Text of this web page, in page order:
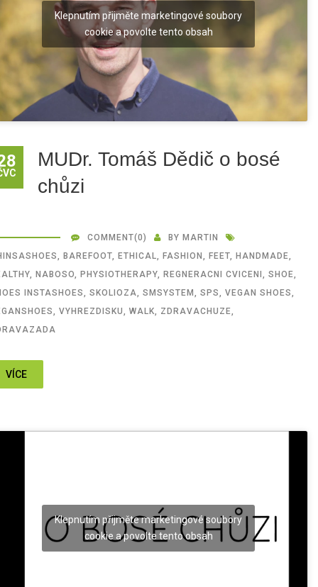
Klepnutím přijměte marketingové soubory
cookie a povolte tento obsah
MUDr. Tomáš Dědič o bosé
chůzi
COMMENT(0) BY MARTIN
, BAREFOOT, ETHICAL, FASHION , FEET, HANDMADE,
, NABOSO, PHYSIOTHERAPY, REGNERACNI CVICENI , SHOE,
INSTASHOES, SKOLIOZA, SMSYSTEM , SPS, VEGAN SHOES,
, VYHREZDISKU, WALK, ZDRAVACHUZE,
VÍCE
Klepnutím přijměte marketingové soubory
cookie a povolte tento obsah